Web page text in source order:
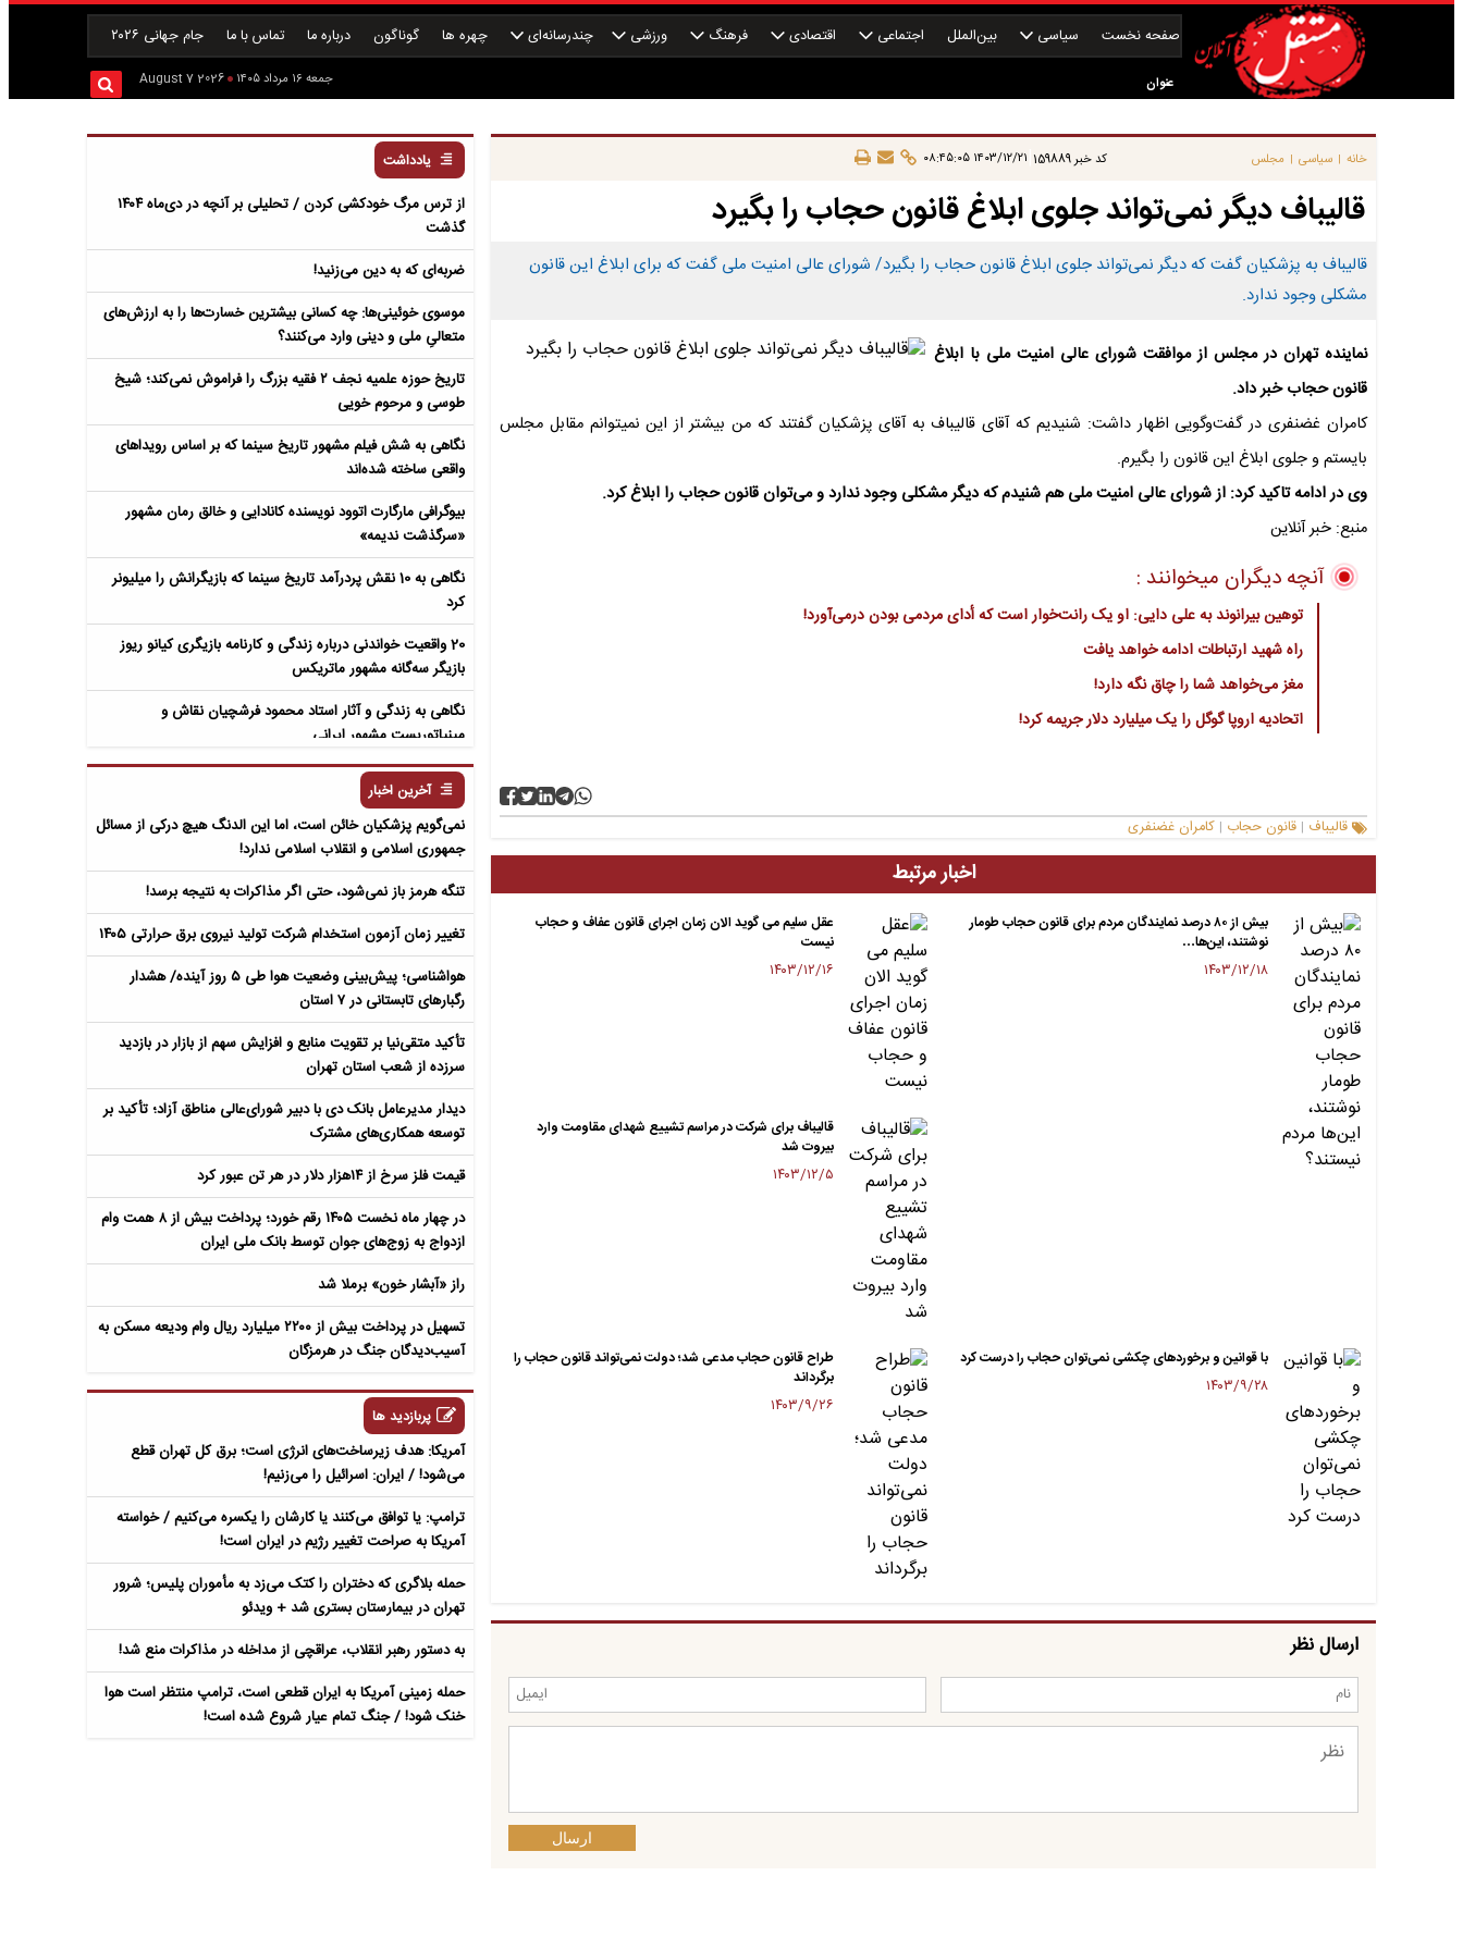
صفحه نخست سیاسی بین‌الملل اجتماعی اقتصادی فرهنگ ورزشی چندرسانه‌ای چهره ها گوناگون درباره ما تماس با ما جام جهانی ۲۰۲۶
عنوان جمعه ۱۶ مرداد ۱۴۰۵ 2026 August 7
خانه | سیاسی | مجلس کد خبر159889 ۱۴۰۳/۱۲/۲۱ ۰۸:۴۵:۰۵
قالیباف دیگر نمی‌تواند جلوی ابلاغ قانون حجاب را بگیرد
قالیباف به پزشکیان گفت که دیگر نمی‌تواند جلوی ابلاغ قانون حجاب را بگیرد/ شورای عالی امنیت ملی گفت که برای ابلاغ این قانون
مشکلی وجود ندارد.
نماینده تهران در مجلس از موافقت شورای عالی امنیت ملی با ابلاغ
قانون حجاب خبر داد.
کامران غضنفری در گفت‌وگویی اظهار داشت: شنیدیم که آقای قالیباف به آقای پزشکیان گفتند که من بیشتر از این نمیتوانم مقابل مجلس
بایستم و جلوی ابلاغ این قانون را بگیرم.
وی در ادامه تاکید کرد: از شورای عالی امنیت ملی هم شنیدم که دیگر مشکلی وجود ندارد و می‌توان قانون حجاب را ابلاغ کرد.
منبع: خبر آنلاین
آنچه دیگران میخوانند :
توهین بیرانوند به علی دایی: او یک رانت‌خوار است که أدای مردمی بودن درمی‌آورد!
راه شهید ارتباطات ادامه خواهد یافت
مغز می‌خواهد شما را چاق نگه دارد!
اتحادیه اروپا گوگل را یک میلیارد دلار جریمه کرد!
قالیباف | قانون حجاب | کامران غضنفری
اخبار مرتبط
بیش از ۸۰ درصد نمایندگان مردم برای قانون حجاب طومار
نوشتند، این‌ها…
۱۴۰۳/۱۲/۱۸
عقل سلیم می گوید الان زمان اجرای قانون عفاف و حجاب
نیست
۱۴۰۳/۱۲/۱۶
قالیباف برای شرکت در مراسم تشییع شهدای مقاومت وارد
بیروت شد
۱۴۰۳/۱۲/۵
با قوانین و برخورد‌های چکشی نمی‌توان حجاب را درست کرد
۱۴۰۳/۹/۲۸
طراح قانون حجاب مدعی شد؛ دولت نمی‌تواند قانون حجاب را
برگرداند
۱۴۰۳/۹/۲۶
ارسال نظر
ارسال
یادداشت
از ترس مرگ خودکشی کردن / تحلیلی بر آنچه در دی‌ماه ۱۴۰۴
گذشت
ضربه‌ای که به دین می‌زنید!
موسوی خوئینی‌ها: چه کسانی بیشترین خسارت‌ها را به ارزش‌های
متعالیِ ملی و دینی وارد می‌کنند؟
تاریخ حوزه علمیه نجف ۲ فقیه بزرگ را فراموش نمی‌کند؛ شیخ
طوسی و مرحوم خویی
نگاهی به شش فیلم مشهور تاریخ سینما که بر اساس رویداهای
واقعی ساخته شده‌اند
بیوگرافی مارگارت اتوود نویسنده کانادایی و خالق رمان مشهور
«سرگذشت ندیمه»
نگاهی به 10 نقش پردرآمد تاریخ سینما که بازیگرانش را میلیونر
کرد
20 واقعیت خواندنی درباره زندگی و کارنامه بازیگری کیانو ریوز
بازیگر سه‌گانه مشهور ماتریکس
نگاهی به زندگی و آثار استاد محمود فرشچیان نقاش و
مینیاتوریست مشهور ایرانی
نگاهی به زندگی و آثار عباس معروفی نویسنده ایرانی و خالق رمان
سمفونی مردگان
آخرین اخبار
نمی‌گویم پزشکیان خائن است، اما این الدنگ هیچ درکی از مسائل
جمهوری اسلامی و انقلاب اسلامی ندارد!
تنگه هرمز باز نمی‌شود، حتی اگر مذاکرات به نتیجه برسد!
تغییر زمان آزمون استخدام شرکت تولید نیروی برق حرارتی ۱۴۰۵
هواشناسی؛ پیش‌بینی وضعیت هوا طی ۵ روز آینده/ هشدار
رگبارهای تابستانی در ۷ استان
تأکید متقی‌نیا بر تقویت منابع و افزایش سهم از بازار در بازدید
سرزده از شعب استان تهران
دیدار مدیرعامل بانک دی با دبیر شورای‌عالی مناطق آزاد؛ تأکید بر
توسعه همکاری‌های مشترک
قیمت فلز سرخ از ۱۴هزار دلار در هر تن عبور کرد
در چهار ماه نخست ۱۴۰۵ رقم خورد؛ پرداخت بیش از ۸ همت وام
ازدواج به زوج‌های جوان توسط بانک ملی ایران
راز «آبشار خون» برملا شد
تسهیل در پرداخت بیش از ۲۲۰۰ میلیارد ریال وام ودیعه مسکن به
آسیب‌دیدگان جنگ در هرمزگان
پربازدید ها
آمریکا: هدف زیرساخت‌های انرژی است؛ برق کل تهران قطع
می‌شود! / ایران: اسرائیل را می‌زنیم!
ترامپ: یا توافق می‌کنند یا کارشان را یکسره می‌کنیم / خواسته
آمریکا به صراحت تغییر رژیم در ایران است!
حمله بلاگری که دختران را کتک می‌زد به مأموران پلیس؛ شرور
تهران در بیمارستان بستری شد + ویدئو
به دستور رهبر انقلاب، عراقچی از مداخله در مذاکرات منع شد!
حمله زمینی آمریکا به ایران قطعی است، ترامپ منتظر است هوا
خنک شود! / جنگ تمام عیار شروع شده است!